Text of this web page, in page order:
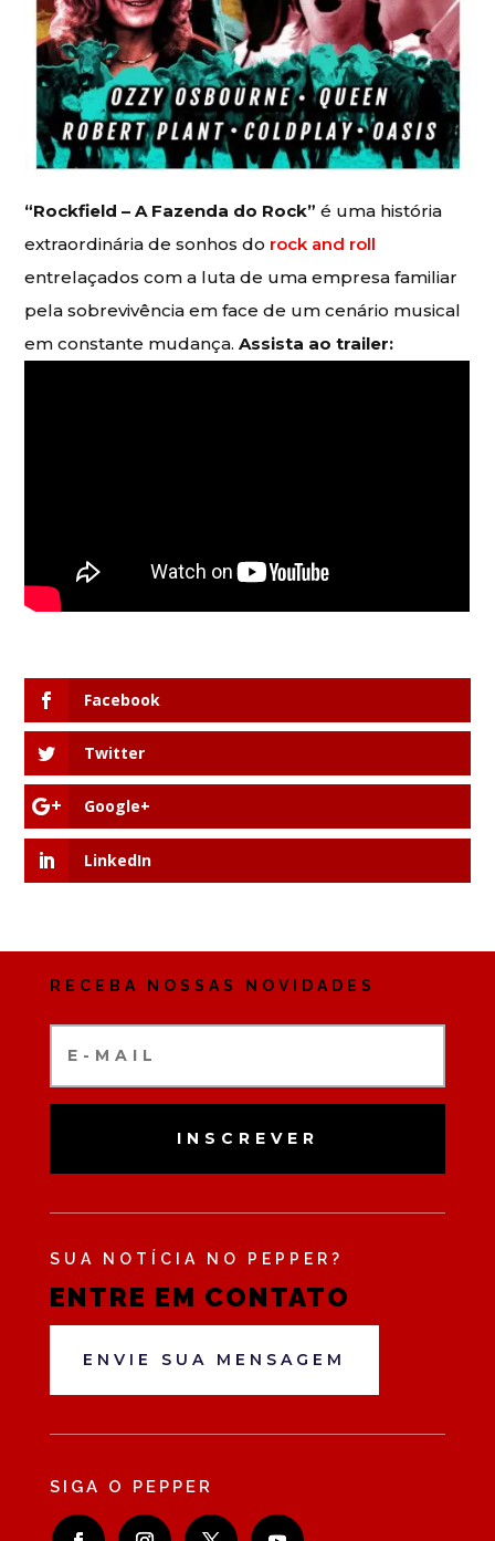
“Rockfield – A Fazenda do Rock” é uma história
extraordinária de sonhos do rock and roll
entrelaçados com a luta de uma empresa familiar
pela sobrevivência em face de um cenário musical
em constante mudança.Assista ao trailer:
Facebook
Twitter
Google+
LinkedIn
RECEBA NOSSAS NOVIDADES
INSCREVER
SUA NOTÍCIA NO PEPPER?
ENTRE EM CONTATO
ENVIE SUA MENSAGEM
SIGA O PEPPER